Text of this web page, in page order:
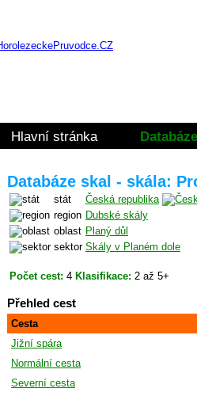
Hlavní stránka
Databáze skal - skála:
stát
Česká republika
region Dubské skály
oblast Planý důl
sektor Skály v Planém dole
Počet cest: 4 Klasifikace: 2 až 5+
Přehled cest
Cesta
Jižní spára
Normální cesta
Severní cesta